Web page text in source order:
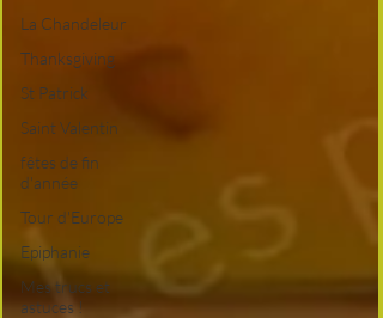
La Chandeleur
Thanksgiving
St Patrick
Saint Valentin
fêtes de fin
d'année
Tour d'Europe
Epiphanie
Mes trucs et
astuces !